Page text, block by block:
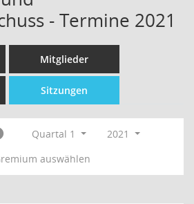
- Termine 2021
Mitglieder
Sitzungen
Quartal 1
2021
auswählen